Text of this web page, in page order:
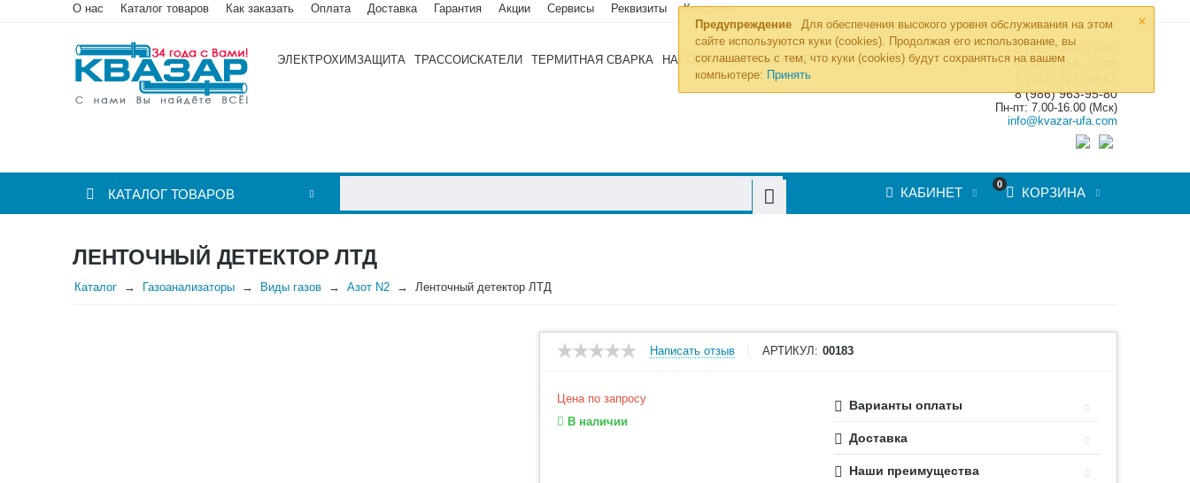
×
Предупреждение
Для обеспечения высокого уровня обслуживания на этом
сайте используются куки (cookies). Продолжая его использование, вы
соглашаетесь с тем, что куки (cookies) будут сохраняться на вашем
компьютере: Принять
О нас Каталог товаров Как заказать Оплата Доставка Гарантия Акции Сервисы Реквизиты Контакты
ЭЛЕКТРОХИМЗАЩИТА ТРАССОИСКАТЕЛИ ТЕРМИТНАЯ СВАРКА НАБОРЫ ИНСТРУМЕНТОВ »
8 (800) 700-19-50
8 (495) 255-77-08
8 (986) 963-95-80
Пн-пт: 7.00-16.00 (Мск)
info@kvazar-ufa.com
КАТАЛОГ ТОВАРОВ
0
КОРЗИНА
КАБИНЕТ
ЛЕНТОЧНЫЙ ДЕТЕКТОР ЛТД
Каталог Газоанализаторы Виды газов Азот N2 Ленточный детектор ЛТД
Написать отзыв АРТИКУЛ: 00183
Цена по запросу
В наличии
Варианты оплаты
Доставка
Наши преимущества